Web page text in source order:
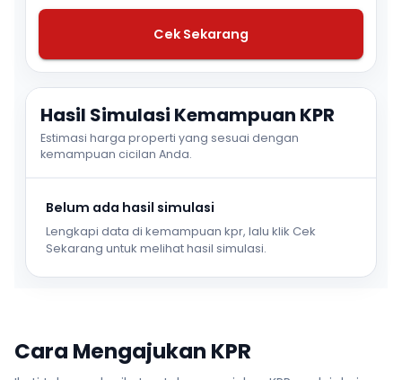
Cek Sekarang
Hasil Simulasi Kemampuan KPR
Estimasi harga properti yang sesuai dengan
kemampuan cicilan Anda.
Belum ada hasil simulasi
Lengkapi data di kemampuan kpr, lalu klik Cek
Sekarang untuk melihat hasil simulasi.
Cara Mengajukan KPR